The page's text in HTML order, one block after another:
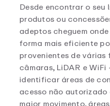
Desde encontrar o
produtos ou
adeptos cheguem
forma mais eficiente
provenientes de
câmaras, LiDAR e
identificar áreas de
acesso não autorizado